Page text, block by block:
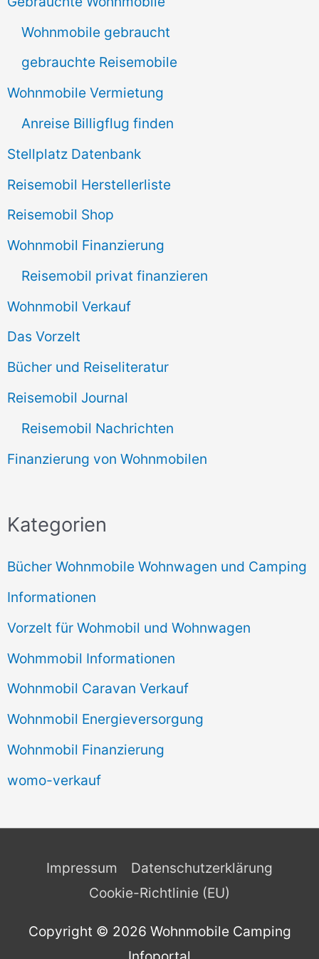
Wohnmobile gebraucht
gebrauchte Reisemobile
Wohnmobile Vermietung
Anreise Billigflug finden
Stellplatz Datenbank
Reisemobil Herstellerliste
Reisemobil Shop
Wohnmobil Finanzierung
Reisemobil privat finanzieren
Wohnmobil Verkauf
Das Vorzelt
Bücher und Reiseliteratur
Reisemobil Journal
Reisemobil Nachrichten
Finanzierung von Wohnmobilen
Kategorien
Bücher Wohnmobile Wohnwagen und Camping
Informationen
Vorzelt für Wohmobil und Wohnwagen
Wohmmobil Informationen
Wohnmobil Caravan Verkauf
Wohnmobil Energieversorgung
Wohnmobil Finanzierung
womo-verkauf
Impressum
Datenschutzerklärung
Cookie-Richtlinie (EU)
Copyright © 2026 Wohnmobile Camping